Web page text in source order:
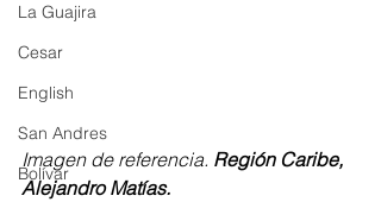
La Guajira
Cesar
English
San Andres
Bolívar
Imagen de referencia. Región Caribe,
Alejandro Matías.